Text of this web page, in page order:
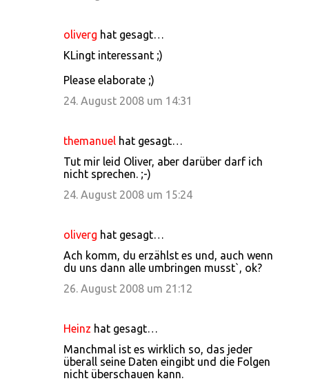
oliverg hat gesagt…
KLingt interessant ;)
Please elaborate ;)
24. August 2008 um 14:31
themanuel hat gesagt…
Tut mir leid Oliver, aber darüber darf ich
nicht sprechen. ;-)
24. August 2008 um 15:24
oliverg hat gesagt…
Ach komm, du erzählst es und, auch wenn
du uns dann alle umbringen musst`, ok?
26. August 2008 um 21:12
Heinz hat gesagt…
Manchmal ist es wirklich so, das jeder
überall seine Daten eingibt und die Folgen
nicht überschauen kann.